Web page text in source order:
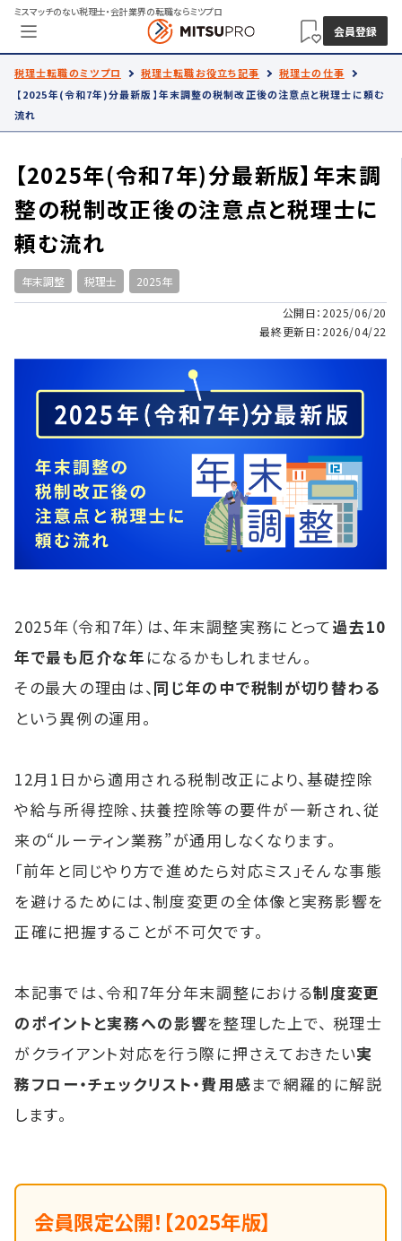
ミスマッチのない税理士・会計業界の転職ならミツプロ
会員登録
税理士転職のミツプロ 税理士転職お役立ち記事
税理士の仕事
【2025年(令和7年)分最新版】年末調整の税制改正後の注意点と税理士に頼む
流れ
【2025年(令和7年)分最新版】年末調
整の税制改正後の注意点と税理士に
頼む流れ
年末調整 税理士 2025年
公開日：2025/06/20
最終更新日：2026/04/22
2025年（令和7年）は、年末調整実務にとって過去10
年で最も厄介な年 になるかもしれません。
その最大の理由は、 同じ年の中で税制が切り替わる
という異例の運用。
12月1日から適用される税制改正により、基礎控除
や給与所得控除、扶養控除等の要件が一新され、従
来の“ルーティン業務”が通用しなくなります。
「前年と同じやり方で進めたら対応ミス」そんな事態
を避けるためには、制度変更の全体像と実務影響を
正確に把握することが不可欠です。
本記事では、令和7年分年末調整における制度変更
のポイントと実務への影響を整理した上で、 税理士
がクライアント対応を行う際に押さえておきたい実
務フロー・チェックリスト・費用感まで網羅的に解説
します。
会員限定公開！【2025年版】